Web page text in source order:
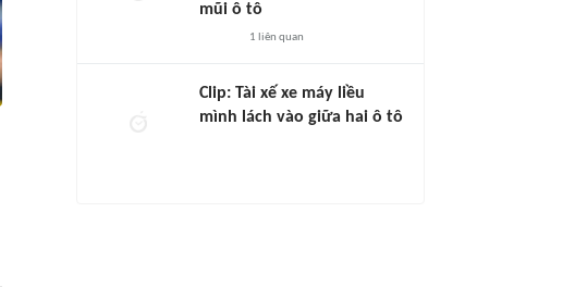
mũi ô tô
1 liên quan
Clip: Tài xế xe máy liều
mình lách vào giữa hai ô tô